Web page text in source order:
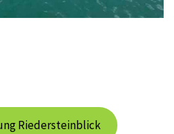
Riedersteinblick